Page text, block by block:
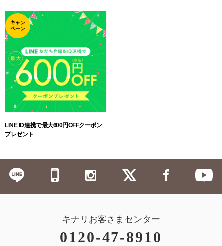
キャン
ペーン
LINE ID連携で最大600円OFFクーポン
プレゼント
キナリお客さまセンター
0120-47-8910